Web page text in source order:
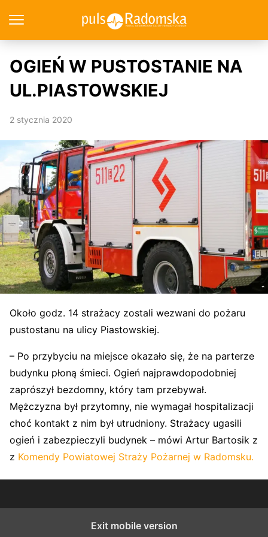
OGIEŃ W PUSTOSTANIE NA
UL.PIASTOWSKIEJ
2 stycznia 2020
Około godz. 14 strażacy zostali wezwani do pożaru
pustostanu na ulicy Piastowskiej.
– Po przybyciu na miejsce okazało się, że na parterze
budynku płoną śmieci. Ogień najprawdopodobniej
zaprószył bezdomny, który tam przebywał.
Mężczyzna był przytomny, nie wymagał hospitalizacji
choć kontakt z nim był utrudniony. Strażacy ugasili
ogień i zabezpieczyli budynek – mówi Artur Bartosik z
z Komendy Powiatowej Straży Pożarnej w Radomsku.
Exit mobile version